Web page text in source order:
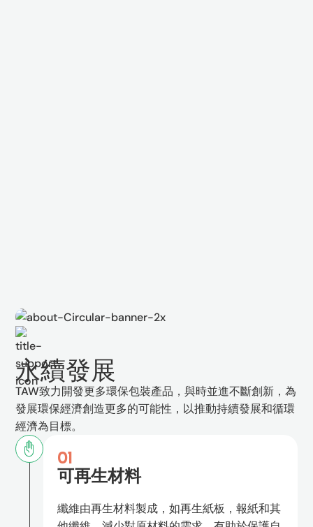
永續發展
TAW致力開發更多環保包裝產品，與時並進不斷創新，為
發展環保經濟創造更多的可能性，以推動持續發展和循環
經濟為目標。
01
可再生材料
纖維由再生材料製成，如再生紙板，報紙和其